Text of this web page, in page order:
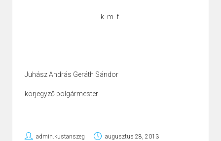
k. m. f.
Juhász András Geráth Sándor
körjegyző polgármester
admin.kustanszeg augusztus 28, 2013